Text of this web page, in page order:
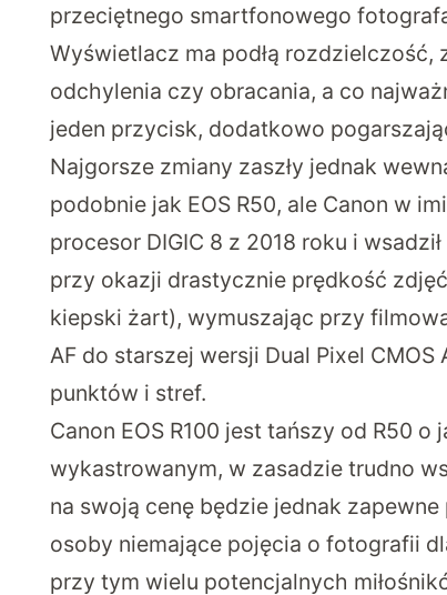
przeciętnego smartfonowego
Wyświetlacz ma podłą rozdzielczość,
odchylenia czy obracania, a co
jeden przycisk, dodatkowo
Najgorsze zmiany zaszły jednak
podobnie jak EOS R50, ale Canon w
procesor DIGIC 8 z 2018 roku i
przy okazji drastycznie prędkość
kiepski żart), wymuszając przy
AF do starszej wersji Dual Pixel
punktów i stref.
Canon EOS R100 jest tańszy od R50
wykastrowanym, w zasadzie trudno
na swoją cenę będzie jednak
osoby niemające pojęcia o fotografii
przy tym wielu potencjalnych